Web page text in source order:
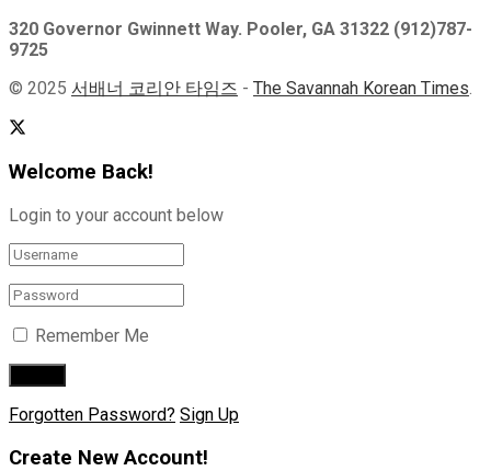
320 Governor Gwinnett Way. Pooler, GA 31322 (912)787-
9725
© 2025 서배너 코리안 타임즈 - The Savannah Korean Times
Welcome Back!
Login to your account below
Remember Me
Forgotten Password? Sign Up
Create New Account!